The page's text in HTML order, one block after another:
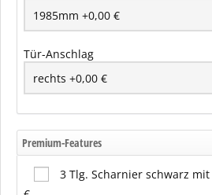
Tür-Anschlag
Premium-Features
3 Tlg. Scharnier schwarz